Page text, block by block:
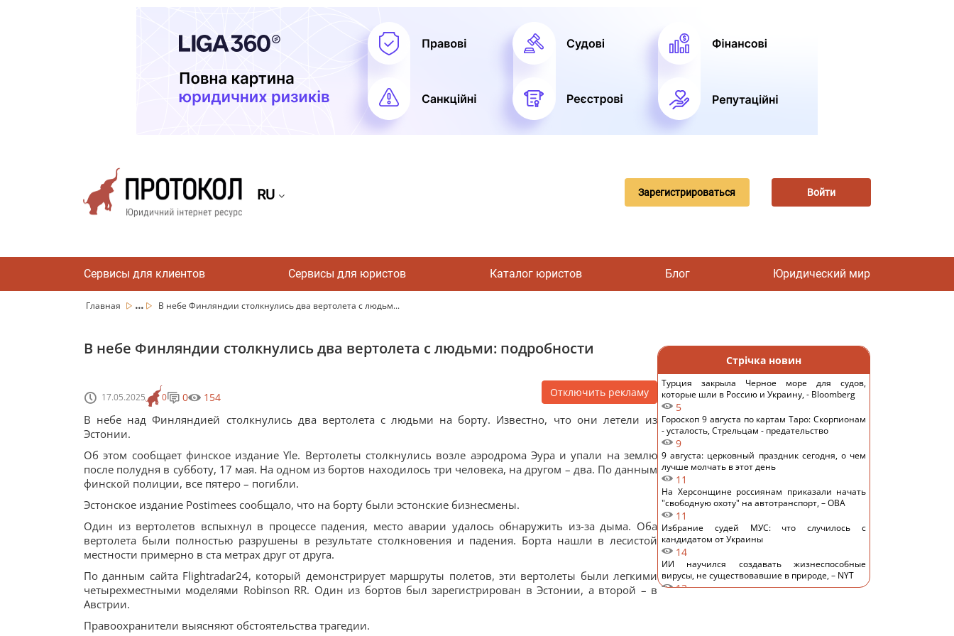
RU Зарегистрироваться Войти
Сервисы для клиентов Сервисы для юристов Каталог юристов Блог Юридический мир
Главная ... В небе Финляндии столкнулись два вертолета с людьм...
В небе Финляндии столкнулись два вертолета с людьми: подробности
17.05.2025 0 0 154 Отключить рекламу
В небе над Финляндией столкнулись два вертолета с людьми на борту. Известно, что они летели из
Эстонии.
Об этом сообщает финское издание Yle. Вертолеты столкнулись возле аэродрома Эура и упали на землю
после полудня в субботу, 17 мая. На одном из бортов находилось три человека, на другом – два. По данным
финской полиции, все пятеро – погибли.
Эстонское издание Postimees сообщало, что на борту были эстонские бизнесмены.
Один из вертолетов вспыхнул в процессе падения, место аварии удалось обнаружить из-за дыма. Оба
вертолета были полностью разрушены в результате столкновения и падения. Борта нашли в лесистой
местности примерно в ста метрах друг от друга.
По данным сайта Flightradar24, который демонстрирует маршруты полетов, эти вертолеты были легкими
четырехместными моделями Robinson RR. Один из бортов был зарегистрирован в Эстонии, а второй – в
Австрии.
Правоохранители выясняют обстоятельства трагедии.
Стрічка новин
Турция закрыла Черное море для судов,
которые шли в Россию и Украину, - Bloomberg
5
Гороскоп 9 августа по картам Таро: Скорпионам
- усталость, Стрельцам - предательство
9
9 августа: церковный праздник сегодня, о чем
лучше молчать в этот день
11
На Херсонщине россиянам приказали начать
"свободную охоту" на автотранспорт, – ОВА
11
Избрание судей МУС: что случилось с
кандидатом от Украины
14
ИИ научился создавать жизнеспособные
вирусы, не существовавшие в природе, – NYT
13